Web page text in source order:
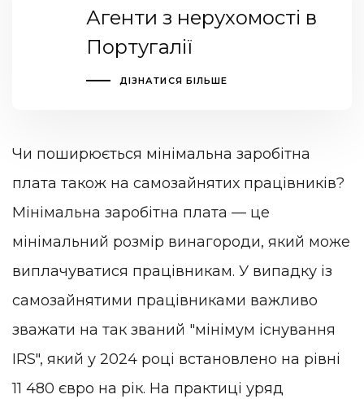
Агенти з нерухомості в
Португалії
ДІЗНАТИСЯ БІЛЬШЕ
Чи поширюється мінімальна заробітна
плата також на самозайнятих працівників?
Мінімальна заробітна плата — це
мінімальний розмір винагороди, який може
виплачуватися працівникам. У випадку із
самозайнятими працівниками важливо
зважати на так званий "мінімум існування
IRS", який у 2024 році встановлено на рівні
11 480 євро на рік. На практиці уряд